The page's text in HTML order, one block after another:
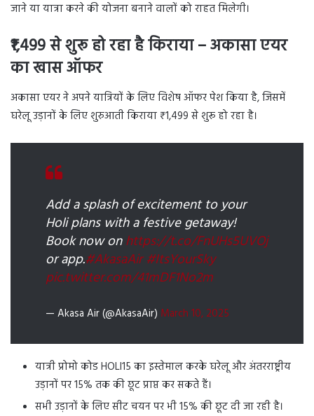
जाने या यात्रा करने की योजना बनाने वालों को राहत मिलेगी।
₹1,499 से शुरू हो रहा है किराया – अकासा एयर
का खास ऑफर
अकासा एयर ने अपने यात्रियों के लिए विशेष ऑफर पेश किया है, जिसमें
घरेलू उड़ानों के लिए शुरुआती किराया ₹1,499 से शुरू हो रहा है।
Add a splash of excitement to your
Holi plans with a festive getaway!
Book now onhttps://t.co/FnUHs5UVOj
or app.#AkasaAir #ItsYourSky
pic.twitter.com/41mDF1No2m
— Akasa Air (@AkasaAir) March 10, 2025
यात्री प्रोमो कोड HOLI15 का इस्तेमाल करके घरेलू और अंतरराष्ट्रीय
उड़ानों पर 15% तक की छूट प्राप्त कर सकते हैं।
सभी उड़ानों के लिए सीट चयन पर भी 15% की छूट दी जा रही है।